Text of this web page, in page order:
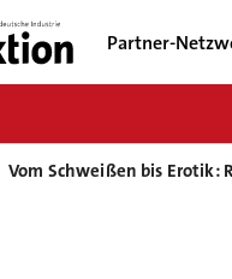
Partner-
Vom Schweißen bis Erotik: